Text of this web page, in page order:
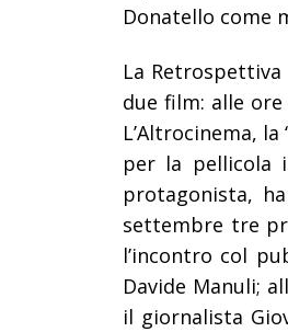
Donatello come
La
due film: alle ore
L’Altrocinema,
per la pellicola
protagonista,
settembre tre
l’incontro col
Davide Manuli;
il giornalista